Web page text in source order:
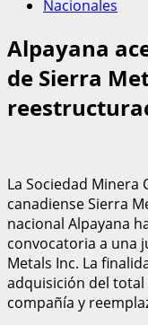
Nacionales
Alpayana
de Sierra
La Sociedad Minera
canadiense Sierra
nacional Alpayana
convocatoria a una
Metals Inc. La
adquisición del total
compañía y